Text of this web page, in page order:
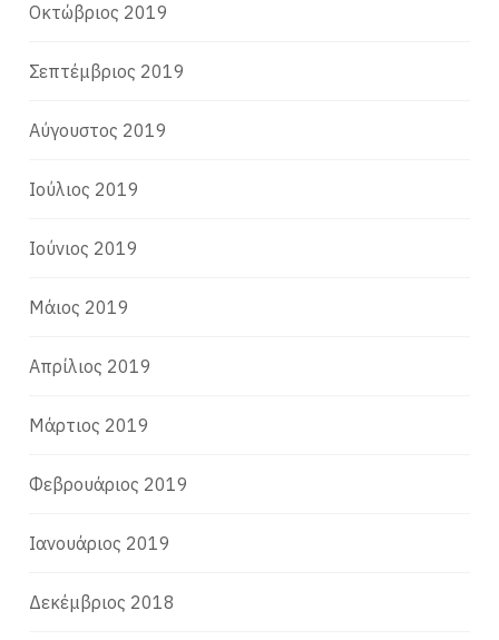
Οκτώβριος 2019
Σεπτέμβριος 2019
Αύγουστος 2019
Ιούλιος 2019
Ιούνιος 2019
Μάιος 2019
Απρίλιος 2019
Μάρτιος 2019
Φεβρουάριος 2019
Ιανουάριος 2019
Δεκέμβριος 2018